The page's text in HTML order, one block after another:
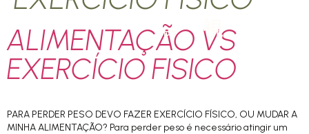
PT
ALIMENTAÇÃO VS
EXERCÍCIO FISICO
PARA PERDER PESO DEVO FAZER EXERCÍCIO FÍSICO, OU MUDAR A
MINHA ALIMENTAÇÃO? Para perder peso é necessário atingir um